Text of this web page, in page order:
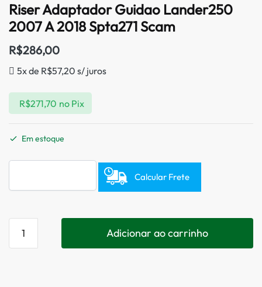
Riser Adaptador Guidao Lander250
2007 A 2018 Spta271 Scam
R$286,00
5x de R$57,20 s/ juros
R$271,70 no Pix
Em estoque
Calcular Frete
Adicionar ao carrinho